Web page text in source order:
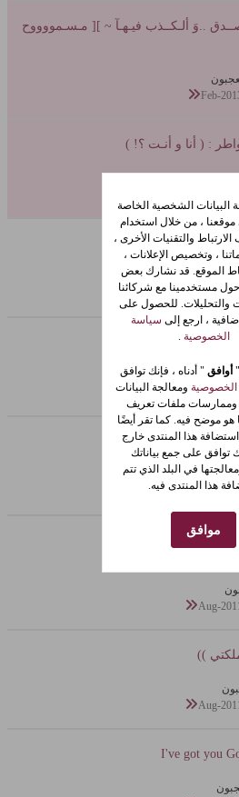
..وَ ألـكــذب فيـهـآ ~ ][ مـسـمووووح
: ( أنا و أنـت ؟! )
.
بشرى الغيث
))))..........ّ
كابوس
))
I've got you
البيانات الشخصية الخاصة
، من خلال استخدام
والتقنيات الأخرى ،
، وتخصيص الإعلانات ،
الموقع. قد نشارك بعض
حول مستخدمينا مع شركائنا
والتحليلات. للحصول على
، ارجع إلى سياسة
الخصوصية .
أوافق " أدناه ، فإنك توافق
ومعالجة البيانات
وممارسات ملفات تعريف
هو موضح فيه. كما تقر أيضًا
استضافة هذا المنتدى خارج
توافق على جمع بياناتك
في البلد الذي تتم
هذا المنتدى فيه.
موافق